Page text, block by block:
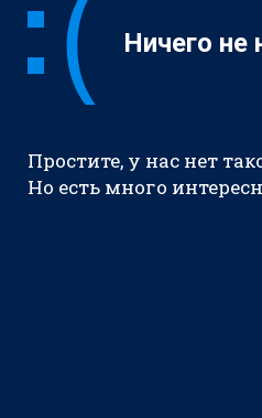
Ничего не
Простите, у нас нет
Но есть много